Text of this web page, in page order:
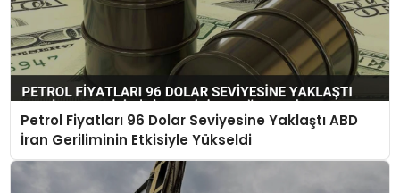
Petrol Fiyatları 96 Dolar Seviyesine Yaklaştı ABD
İran Geriliminin Etkisiyle Yükseldi